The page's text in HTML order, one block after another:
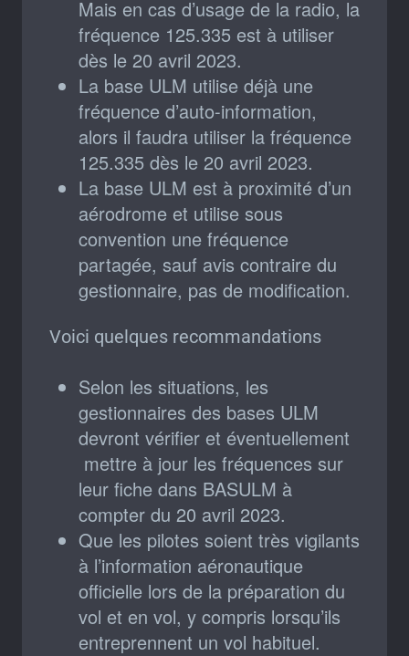
Mais en cas d’usage de la radio, la
fréquence 125.335 est à utiliser
dès le 20 avril 2023.
La base ULM utilise déjà une
fréquence d’auto-information,
alors il faudra utiliser la fréquence
125.335 dès le 20 avril 2023.
La base ULM est à proximité d’un
aérodrome et utilise sous
convention une fréquence
partagée, sauf avis contraire du
gestionnaire, pas de modification.
Voici quelques recommandations
Selon les situations, les
gestionnaires des bases ULM
devront vérifier et éventuellement
mettre à jour les fréquences sur
leur fiche dans BASULM à
compter du 20 avril 2023.
Que les pilotes soient très vigilants
à l’information aéronautique
officielle lors de la préparation du
vol et en vol, y compris lorsqu’ils
entreprennent un vol habituel.